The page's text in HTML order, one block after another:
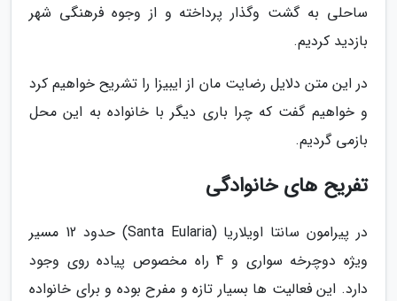
ساحلی به گشت وگذار پرداخته و از وجوه فرهنگی شهر
بازدید کردیم.
در این متن دلایل رضایت مان از ایبیزا را تشریح خواهیم کرد
و خواهیم گفت که چرا باری دیگر با خانواده به این محل
بازمی گردیم.
تفریح های خانوادگی
در پیرامون سانتا اویلاریا (Santa Eularia) حدود 12 مسیر
ویژه دوچرخه سواری و 4 راه مخصوص پیاده روی وجود
دارد. این فعالیت ها بسیار تازه و مفرح بوده و برای خانواده